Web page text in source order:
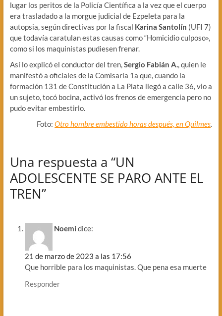
lugar los peritos de la Policía Científica a la vez que el cuerpo
era trasladado a la morgue judicial de Ezpeleta para la
autopsia, según directivas por la fiscal Karina Santolín (UFI 7)
que todavía caratulan estas causas como “Homicidio culposo»,
como si los maquinistas pudiesen frenar.
Así lo explicó el conductor del tren,Sergio Fabián A., quien le
manifestó a oficiales de la Comisaría 1a que, cuando la
formación 131 de Constitución a La Plata llegó a calle 36, vio a
un sujeto, tocó bocina, activó los frenos de emergencia pero no
pudo evitar embestirlo.
Foto:Otro hombre embestido horas después, en Quilmes.
Una respuesta a “UN
ADOLESCENTE SE PARO ANTE EL
TREN”
Noemi dice:
21 de marzo de 2023 a las 17:56
Que horrible para los maquinistas. Que pena esa muerte
Responder